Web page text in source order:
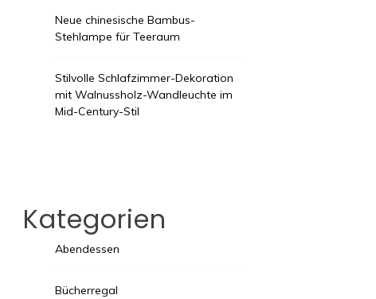
Neue chinesische Bambus-
Stehlampe für Teeraum
Stilvolle Schlafzimmer-Dekoration
mit Walnussholz-Wandleuchte im
Mid-Century-Stil
Kategorien
Abendessen
Bücherregal